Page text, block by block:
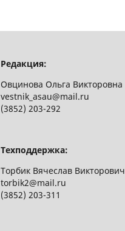
Редакция:
Овцинова Ольга Викторовна
vestnik_asau@mail.ru
(3852) 203-292
Техподдержка:
Торбик Вячеслав Викторович
torbik2@mail.ru
(3852) 203-311